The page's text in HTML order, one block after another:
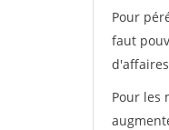
Pour
faut
Pour les